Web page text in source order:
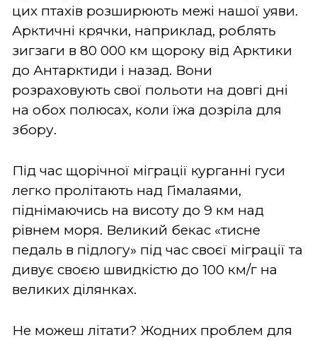
цих птахів розширюють межі нашої уяви.
Арктичні крячки, наприклад, роблять
зигзаги в 80 000 км щороку від Арктики
до Антарктиди і назад. Вони
розраховують свої польоти на довгі дні
на обох полюсах, коли їжа дозріла для
збору.
Під час щорічної міграції курганні гуси
легко пролітають над Гімалаями,
піднімаючись на висоту до 9 км над
рівнем моря. Великий бекас «тисне
педаль в підлогу» під час своєї міграції та
дивує своєю швидкістю до 100 км/г на
великих ділянках.
Не можеш літати? Жодних проблем для